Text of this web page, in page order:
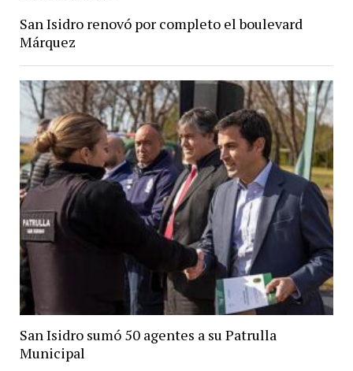
San Isidro renovó por completo el boulevard
Márquez
San Isidro sumó 50 agentes a su Patrulla
Municipal